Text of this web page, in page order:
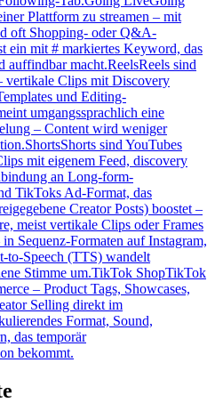
Plattform zu streamen – mit
oft Shopping- oder Q&A-
ein mit # markiertes Keyword, das
auffindbar macht.ReelsReels sind
vertikale Clips mit Discovery
und Editing-
umgangssprachlich eine
– Content wird weniger
ShortsShorts sind YouTubes
mit eigenem Feed, discovery
an Long-form-
TikToks Ad-Format, das
Creator Posts) boostet –
meist vertikale Clips oder Frames
Sequenz-Formaten auf Instagram,
to-Speech (TTS) wandelt
Stimme um.TikTok ShopTikTok
– Product Tags, Showcases,
Selling direkt im
Format, Sound,
das temporär
bekommt.